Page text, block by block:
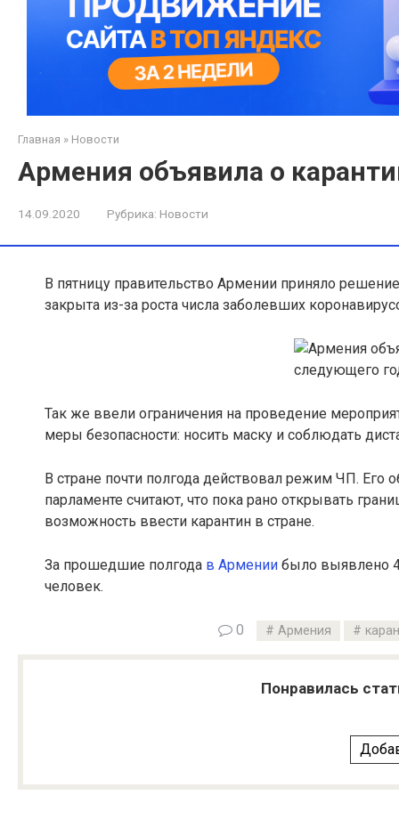
Главная » Новости
Армения объявила о
14.09.2020 Рубрика: Новости
В пятницу правительство Армении приняло
закрыта из-за роста числа заболевших
Так же ввели ограничения на проведение
меры безопасности: носить маску и соблюдать
В стране почти полгода действовал режим ЧП. Его
парламенте считают, что пока рано открывать
возможность ввести карантин в стране.
За прошедшие полгода в Армении было выявлено
человек.
0 Армения
Понравилась